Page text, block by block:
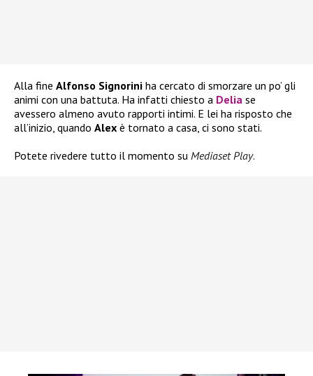
Alla fine Alfonso Signorini ha cercato di smorzare un po’ gli
animi con una battuta. Ha infatti chiesto a Delia se
avessero almeno avuto rapporti intimi. E lei ha risposto che
all’inizio, quando Alex è tornato a casa, ci sono stati.
Potete rivedere tutto il momento su Mediaset Play.